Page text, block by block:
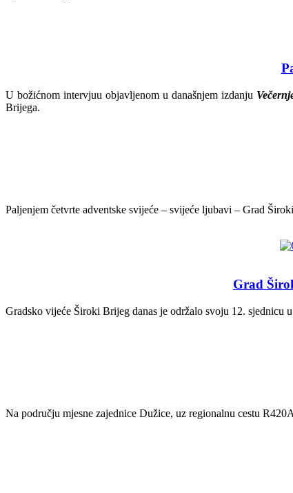
U božićnom intervjuu objavljenom u današnjem izdanju
Brijega.
Paljenjem četvrte adventske svijeće – svijeće ljubavi – Grad
Grad
Gradsko vijeće Široki Brijeg danas je održalo svoju 12. sjednicu
Na području mjesne zajednice Dužice, uz regionalnu cestu